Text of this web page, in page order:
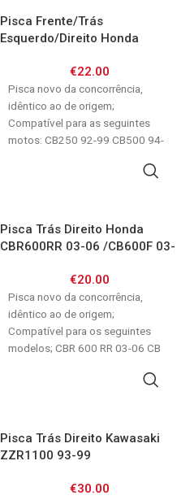
Pisca Frente/Trás
Esquerdo/Direito Honda
XRV750/ XL600V Transalp
€22.00
Pisca novo da concorrência,
idêntico ao de origem;
Compatível para as seguintes
motos: CB250 92-99 CB500 94-
Pisca Trás Direito Honda
CBR600RR 03-06 /CB600F 03-
€20.00
Pisca novo da concorrência,
idêntico ao de origem;
Compatível para os seguintes
modelos; CBR 600 RR 03-06 CB
Pisca Trás Direito Kawasaki
ZZR1100 93-99
€30.00